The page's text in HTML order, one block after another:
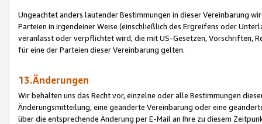
Ungeachtet anders lautender Bestimmungen in dieser Vereinbarung
Parteien in irgendeiner Weise (einschließlich des Ergreifens oder
veranlasst oder verpflichtet wird, die mit US-Gesetzen, Vorschriften,
für eine der Parteien dieser Vereinbarung gelten.
13.Änderungen
Wir behalten uns das Recht vor, einzelne oder alle Bestimmungen
Änderungsmitteilung, eine geänderte Vereinbarung oder eine
über die entsprechende Änderung per E-Mail an Ihre zu diesem